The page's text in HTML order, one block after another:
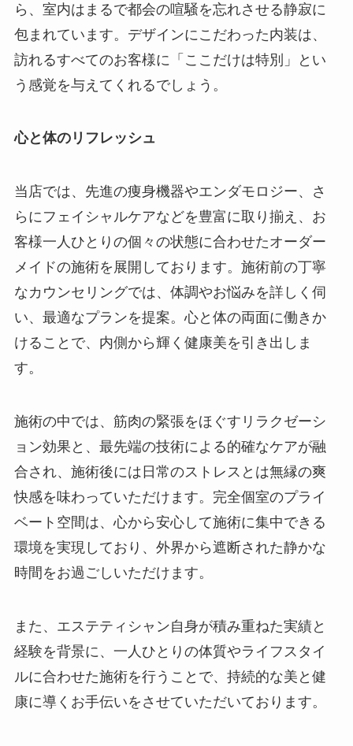
ら、室内はまるで都会の喧騒を忘れさせる静寂に
包まれています。デザインにこだわった内装は、
訪れるすべてのお客様に「ここだけは特別」とい
う感覚を与えてくれるでしょう。
心と体のリフレッシュ
当店では、先進の痩身機器やエンダモロジー、さ
らにフェイシャルケアなどを豊富に取り揃え、お
客様一人ひとりの個々の状態に合わせたオーダー
メイドの施術を展開しております。施術前の丁寧
なカウンセリングでは、体調やお悩みを詳しく伺
い、最適なプランを提案。心と体の両面に働きか
けることで、内側から輝く健康美を引き出しま
す。
施術の中では、筋肉の緊張をほぐすリラクゼーシ
ョン効果と、最先端の技術による的確なケアが融
合され、施術後には日常のストレスとは無縁の爽
快感を味わっていただけます。完全個室のプライ
ベート空間は、心から安心して施術に集中できる
環境を実現しており、外界から遮断された静かな
時間をお過ごしいただけます。
また、エステティシャン自身が積み重ねた実績と
経験を背景に、一人ひとりの体質やライフスタイ
ルに合わせた施術を行うことで、持続的な美と健
康に導くお手伝いをさせていただいております。